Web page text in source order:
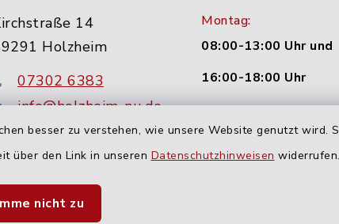
besser zu verstehen, wie unsere Website genutzt wird.
über den Link in unseren Datenschutzhinweisen widerrufen.
nicht zu
14
Holzheim
07302 6383
info@holzheim-nu.de
Montag:
08:00-13:00 Uhr und
16:00-18:00 Uhr
09:00-12:00 Uhr